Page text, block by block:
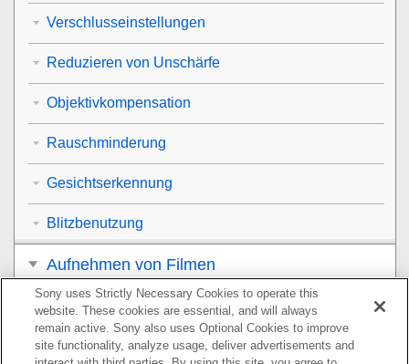
Verschlusseinstellungen
Reduzieren von Unschärfe
Objektivkompensation
Rauschminderung
Gesichtserkennung
Blitzbenutzung
Aufnehmen von Filmen
Betrachten
Anpassen der Kamera
Sony uses Strictly Necessary Cookies to operate this
website. These cookies are essential, and will always
remain active. Sony also uses Optional Cookies to improve
site functionality, analyze usage, deliver advertisements and